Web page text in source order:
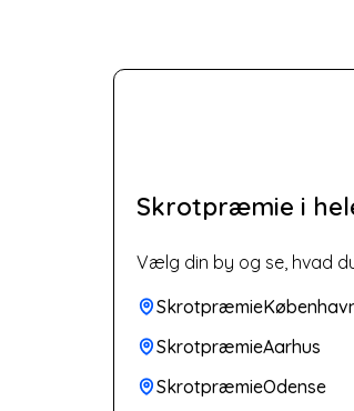
Skrotpræmie i
Vælg din by og se, hvad
SkrotpræmieAarhus
SkrotpræmieOdense